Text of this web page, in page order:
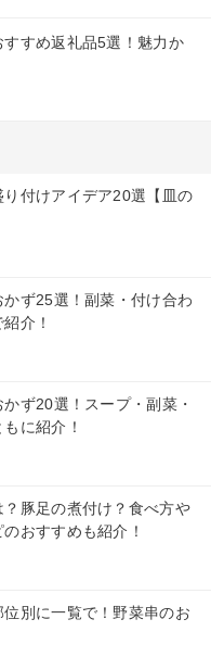
すめ返礼品5選！魅力か
付けアイデア20選【皿の
ず25選！副菜・付け合わ
介！
ず20選！スープ・副菜・
に紹介！
豚足の煮付け？食べ方や
おすすめも紹介！
別に一覧で！野菜串のお